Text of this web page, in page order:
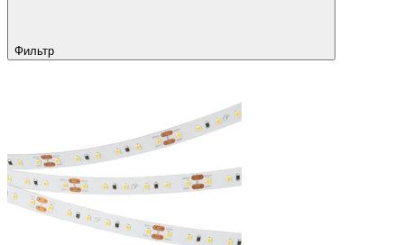
Фильтр